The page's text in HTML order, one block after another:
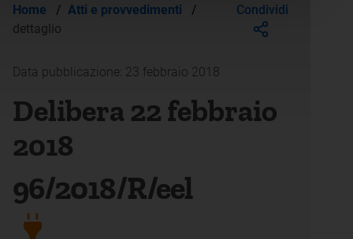
Home / Atti e provvedimenti
/
dettaglio
Condividi
Data pubblicazione: 23 febbraio 2018
Delibera 22 febbraio
2018
96/2018/R/eel